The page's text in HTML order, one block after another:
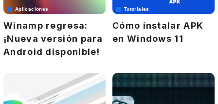
Aplicaciones
Winamp regresa:
¡Nueva versión para
Android disponible!
Tutoriales
Cómo instalar APK
en Windows 11